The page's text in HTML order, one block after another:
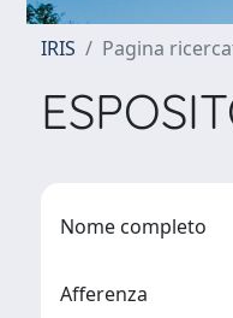
IRIS Pagina
Nome completo
Afferenza